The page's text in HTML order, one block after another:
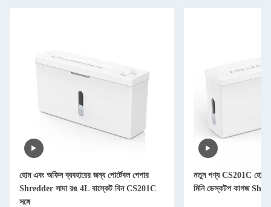
হোম এবং অফিস ব্যবহারের জন্য পোর্টেবল পেপার
Shredder সাদা রঙ 4L বাস্কেট বিন CS201C
সঙ্গে
নতুন পণ্য CS201C
মিনি ডেস্কটপ কাগজ